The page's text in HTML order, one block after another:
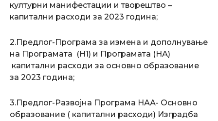
културни манифестации и творештво –
капитални расходи за 2023 година;
2.Предлог-Програма за измена и дополнување
на Програмата (Н1) и Програмата (НА)
капитални расходи за основно образование
за 2023 година;
3.Предлог-Развојна Програма НАА- Основно
образование ( капитални расходи) Изградба